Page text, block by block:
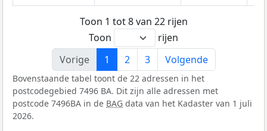
Toon 1 tot 8 van 22 rijen
Toon
rijen
Vorige
1 2 3 Volgende
Bovenstaande tabel toont de 22 adressen in het
postcodegebied 7496 BA. Dit zijn alle adressen met
postcode 7496BA in de BAG data van het Kadaster van 1 juli
2026.